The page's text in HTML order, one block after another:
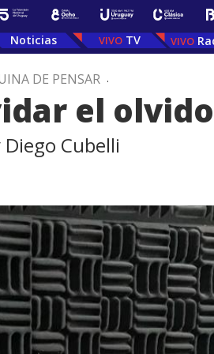
Noticias TV
DE PENSAR .
el olvido
Cubelli